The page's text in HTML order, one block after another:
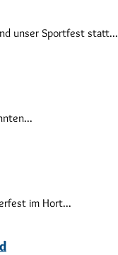
unser Sportfest
im Hort...